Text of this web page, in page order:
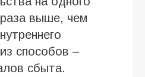
выше, чем
способов –
сбыта.